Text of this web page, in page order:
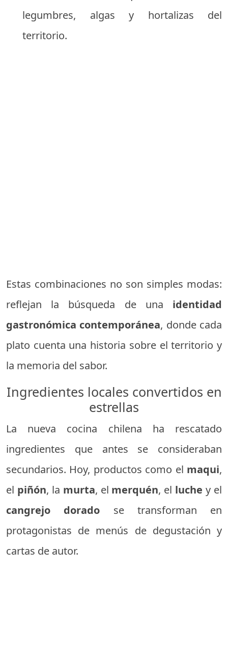
legumbres, algas y hortalizas del
territorio.
Estas combinaciones no son simples modas:
reflejan la búsqueda de una identidad
gastronómica contemporánea, donde cada
plato cuenta una historia sobre el territorio y
la memoria del sabor.
Ingredientes locales convertidos en
estrellas
La nueva cocina chilena ha rescatado
ingredientes que antes se consideraban
secundarios. Hoy, productos como el maqui,
el piñón, la murta, el merquén, el luche y el
cangrejo dorado se transforman en
protagonistas de menús de degustación y
cartas de autor.